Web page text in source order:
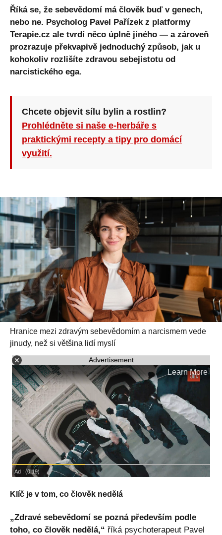
Říká se, že sebevědomí má člověk buď v genech,
nebo ne. Psycholog Pavel Pařízek z platformy
Terapie.cz ale tvrdí něco úplně jiného — a zároveň
prozrazuje překvapivě jednoduchý způsob, jak u
kohokoliv rozlišíte zdravou sebejistotu od
narcistického ega.
Chcete objevit sílu bylin a rostlin?
Prohlédněte si naše e-herbáře s
praktickými recepty a tipy pro domácí
využití.
Hranice mezi zdravým sebevědomím a narcismem vede
jinudy, než si většina lidí myslí
Advertisement
Klíč je v tom, co člověk nedělá
„Zdravé sebevědomí se pozná především podle
toho, co člověk nedělá,“ říká psychoterapeut Pavel